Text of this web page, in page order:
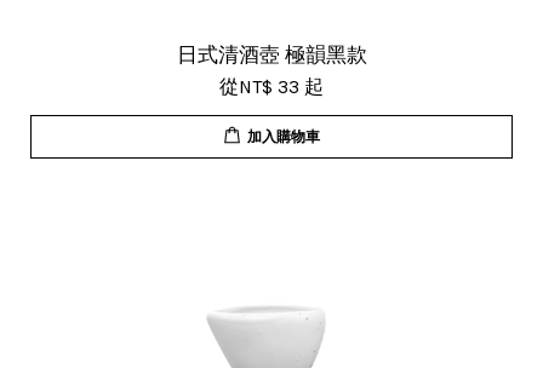
日式清酒壺 極韻黑款
從NT$ 33 起
加入購物車